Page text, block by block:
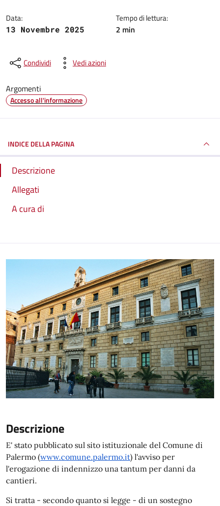
Data:
13 Novembre 2025
Tempo di lettura:
2 min
Condividi Vedi azioni
Argomenti
Accesso all'informazione
INDICE DELLA PAGINA
Descrizione
Allegati
A cura di
Descrizione
E' stato pubblicato sul sito istituzionale del Comune di
Palermo (www.comune.palermo.it) l'avviso per
l'erogazione di indennizzo una tantum per danni da
cantieri.
Si tratta - secondo quanto si legge - di un sostegno